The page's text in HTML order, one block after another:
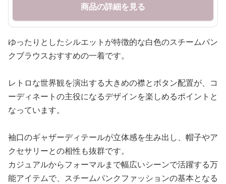
商品の詳細を見る
ゆったりとしたシルエットが特徴的な白色のスチームパン
クブラウスおすすめの一着です。
レトロな世界観を演出する大きめの襟とボタン配置が、コ
ーディネートの主役になるデザインを楽しめるポイントと
なっています。
袖口のギャザーディテールが立体感を生み出し、帽子やア
クセサリーとの相性も抜群です。
カジュアルからフォーマルまで幅広いシーンで活躍する万
能アイテムで、スチームパンクファッションの基本となる